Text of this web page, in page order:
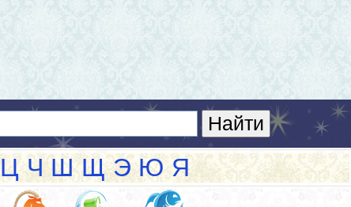
Ц Ч Ш Щ Э Ю Я